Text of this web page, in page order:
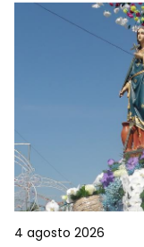
4 agosto 2026